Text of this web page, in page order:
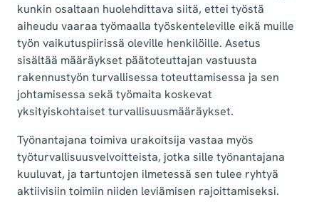
kunkin osaltaan huolehdittava siitä, ettei työstä
aiheudu vaaraa työmaalla työskenteleville eikä muille
työn vaikutuspiirissä oleville henkilöille. Asetus
sisältää määräykset päätoteuttajan vastuusta
rakennustyön turvallisessa toteuttamisessa ja sen
johtamisessa sekä työmaita koskevat
yksityiskohtaiset turvallisuusmääräykset.
Työnantajana toimiva urakoitsija vastaa myös
työturvallisuusvelvoitteista, jotka sille työnantajana
kuuluvat, ja tartuntojen ilmetessä sen tulee ryhtyä
aktiivisiin toimiin niiden leviämisen rajoittamiseksi.